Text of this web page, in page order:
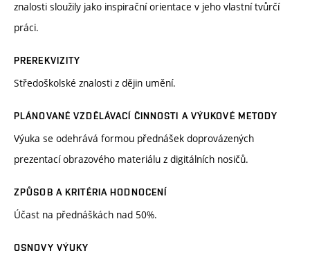
znalosti sloužily jako inspirační orientace v jeho vlastní tvůrčí
práci.
PREREKVIZITY
Středoškolské znalosti z dějin umění.
PLÁNOVANÉ VZDĚLÁVACÍ ČINNOSTI A VÝUKOVÉ METODY
Výuka se odehrává formou přednášek doprovázených
prezentací obrazového materiálu z digitálních nosičů.
ZPŮSOB A KRITÉRIA HODNOCENÍ
Účast na přednáškách nad 50%.
OSNOVY VÝUKY